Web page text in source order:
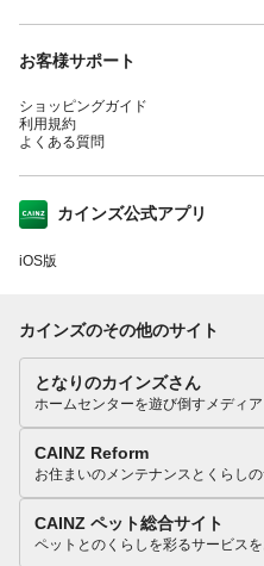
お客様サポート
ショッピングガイド
利用規約
よくある質問
カインズ公式アプリ
iOS版
カインズのその他のサイト
となりのカインズさん
ホームセンターを遊び倒すメディア
CAINZ Reform
お住まいのメンテナンスとくらしの
CAINZ ペット総合サイト
ペットとのくらしを彩るサービス